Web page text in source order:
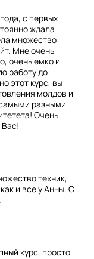
с первых
ждала
множество
Мне очень
очень емко и
работу до
этот курс, вы
молдов и
разными
Очень
Вас!
техник,
и все у Анны. С
курс, просто